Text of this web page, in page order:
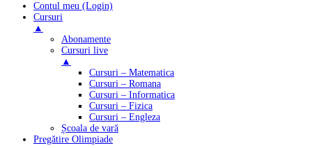
Contul meu (Login)
Cursuri
▲
Abonamente
Cursuri live
▲
Cursuri – Matematica
Cursuri – Romana
Cursuri – Informatica
Cursuri – Fizica
Cursuri – Engleza
Școala de vară
Pregătire Olimpiade